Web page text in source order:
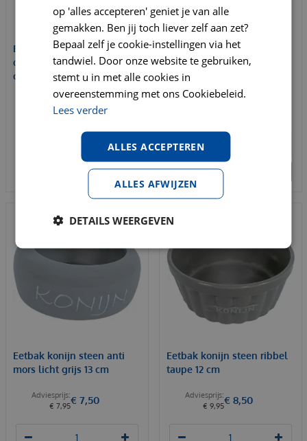
Bodemhoes voor een
draadren van 6 panelen 60
cm SALE!
19,95€ 14,95
BESTELLEN
Eetbak cavia steen ribbel
taupe 12 cm
€ 6,49€ 5,95
BESTELLEN
Eetbak konijn steen anti
mors licht grijs 13 cm
€ 7,95€ 7,50
Eetbak konijn steen ribbel
taupe 12 cm
€ 9,95€ 8,50
op 'alles accepteren' geniet je van alle
gemakken. Ben jij toch liever zelf aan zet?
Bepaal zelf je cookie-instellingen via het
tandwiel. Door onze website te gebruiken,
stemt u in met alle cookies in
overeenstemming met ons Cookiebeleid.
Lees verder
ALLES ACCEPTEREN
ALLES AFWIJZEN
DETAILS WEERGEVEN